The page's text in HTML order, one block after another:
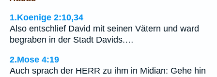
1.Koenige 2:10,34
Also entschlief David mit seinen Vätern und ward
begraben in der Stadt Davids.…
2.Mose 4:19
Auch sprach der HERR zu ihm in Midian: Gehe hin